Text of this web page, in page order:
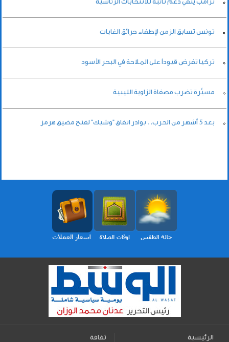
تونس تسابق الزمن لإطفاء حرائق الغابات
تركيا تفرض قيوداً على الملاحة في البحر الأسود
مسيَّرة تضرب مصفاة الزاوية الليبية
بعد 5 أشهر من الحرب.. بوادر اتفاق "وشيك" لفتح مضيق هرمز
الرئيسية ثقافة